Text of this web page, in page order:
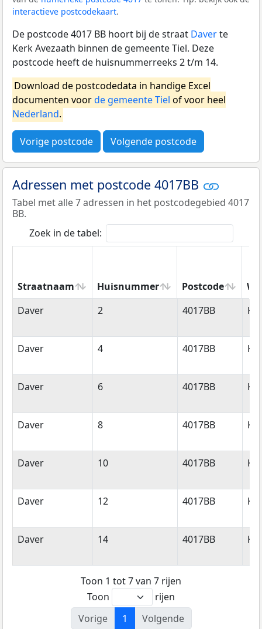
interactieve postcodekaart.
De postcode 4017 BB hoort bij de straat Daverte
Kerk Avezaath binnen de gemeente Tiel. Deze
postcode heeft de huisnummerreeks 2 t/m 14.
Download de postcodedata in handige Excel
documenten voorde gemeente Tiel of voor heel
Nederland.
Vorige postcode Volgende postcode
Adressen met postcode 4017BB
Tabel met alle 7 adressen in het postcodegebied 4017
BB.
Zoek in de tabel:
Straatnaam Huisnummer Postcode
Straatnaam
Huisnummer Postcode
Daver 2 4017BB
Daver 4 4017BB
Daver 6 4017BB
Daver 8 4017BB
Daver 10 4017BB
Daver 12 4017BB
Daver 14 4017BB
Toon 1 tot 7 van 7 rijen
Toon
rijen
Vorige
1 Volgende